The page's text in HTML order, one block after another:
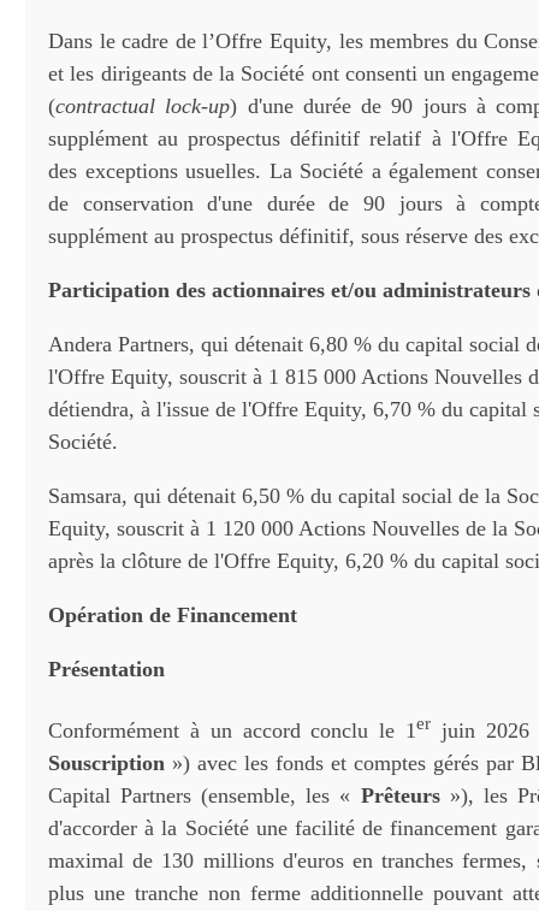
Dans le cadre de l’Offre Equity, les membres du
et les dirigeants de la Société ont consenti un
(contractual lock-up) d'une durée de 90 jours à
supplément au prospectus définitif relatif à l'Offre
des exceptions usuelles. La Société a également
de conservation d'une durée de 90 jours à
supplément au prospectus définitif, sous réserve des
Participation des actionnaires et/ou administrateurs
Andera Partners, qui détenait 6,80 % du capital social
l'Offre Equity, souscrit à 1 815 000 Actions Nouvelles
détiendra, à l'issue de l'Offre Equity, 6,70 % du capital
Société.
Samsara, qui détenait 6,50 % du capital social de la
Equity, souscrit à 1 120 000 Actions Nouvelles de la
après la clôture de l'Offre Equity, 6,20 % du capital
Opération de Financement
Présentation
Conformément à un accord conclu le 1er juin
Souscription ») avec les fonds et comptes gérés par
Capital Partners (ensemble, les « Prêteurs»), les
d'accorder à la Société une facilité de financement
maximal de 130 millions d'euros en tranches fermes,
plus une tranche non ferme additionnelle pouvant